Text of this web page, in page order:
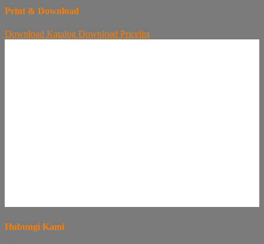
Print & Download
Download Katalog Download Pricelist
Hubungi Kami